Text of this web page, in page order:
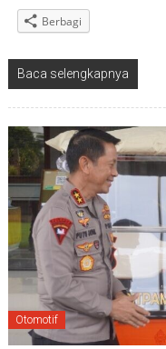
Berbagi
Baca selengkapnya
Otomotif